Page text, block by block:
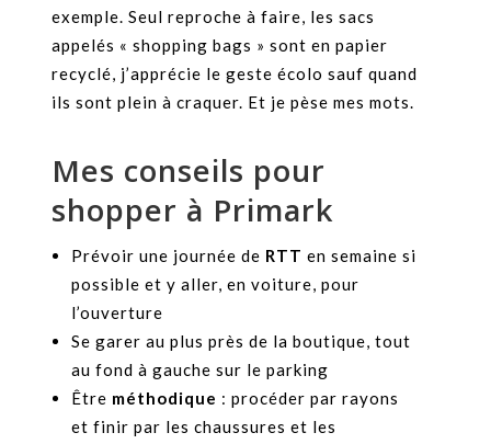
exemple. Seul reproche à faire, les sacs
appelés « shopping bags » sont en papier
recyclé, j’apprécie le geste écolo sauf quand
ils sont plein à craquer. Et je pèse mes mots.
Mes conseils pour
shopper à Primark
Prévoir une journée de RTT en semaine si
possible et y aller, en voiture, pour
l’ouverture
Se garer au plus près de la boutique, tout
au fond à gauche sur le parking
Être méthodique : procéder par rayons
et finir par les chaussures et les